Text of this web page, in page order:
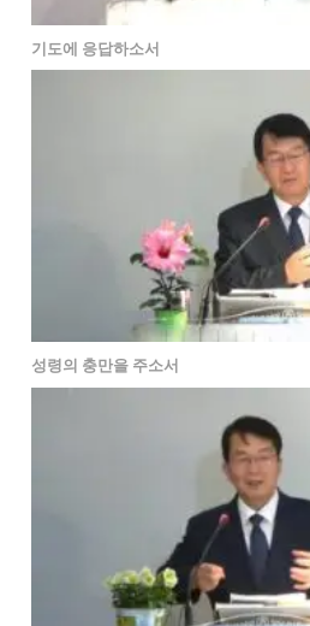
기도에 응답하소서
성령의 충만을 주소서